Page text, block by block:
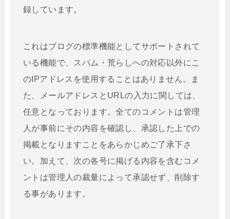
録しています。
これはブログの標準機能としてサポートされて
いる機能で、スパム・荒らしへの対応以外にこ
のIPアドレスを使用することはありません。ま
た、メールアドレスとURLの入力に関しては、
任意となっております。全てのコメントは管理
人が事前にその内容を確認し、承認した上での
掲載となりますことをあらかじめご了承下さ
い。加えて、次の各号に掲げる内容を含むコメ
ントは管理人の裁量によって承認せず、削除す
る事があります。